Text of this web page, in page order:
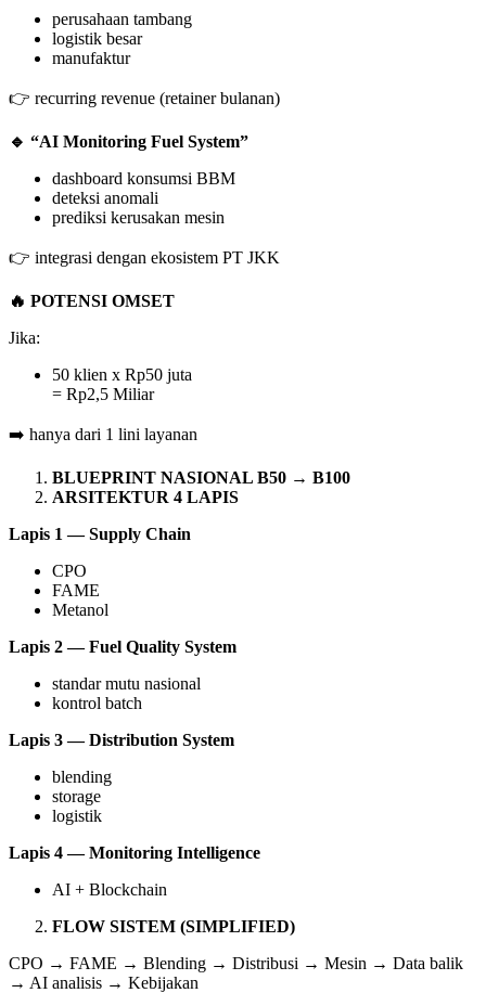
perusahaan tambang
logistik besar
manufaktur
👉 recurring revenue (retainer bulanan)
🔹 “AI Monitoring Fuel System”
dashboard konsumsi BBM
deteksi anomali
prediksi kerusakan mesin
👉 integrasi dengan ekosistem PT JKK
🔥 POTENSI OMSET
Jika:
50 klien x Rp50 juta
= Rp2,5 Miliar
➡️ hanya dari 1 lini layanan
BLUEPRINT NASIONAL B50 → B100
ARSITEKTUR 4 LAPIS
Lapis 1 — Supply Chain
CPO
FAME
Metanol
Lapis 2 — Fuel Quality System
standar mutu nasional
kontrol batch
Lapis 3 — Distribution System
blending
storage
logistik
Lapis 4 — Monitoring Intelligence
AI + Blockchain
FLOW SISTEM (SIMPLIFIED)
CPO → FAME → Blending → Distribusi → Mesin → Data balik
→ AI analisis → Kebijakan